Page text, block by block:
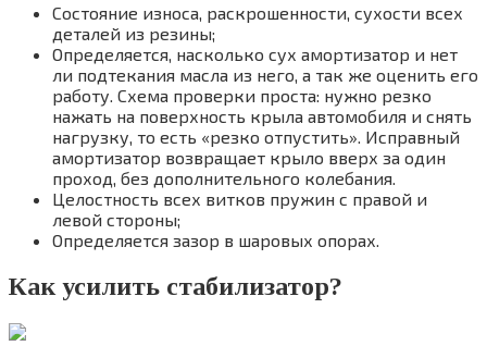
Состояние износа, раскрошенности, сухости всех
деталей из резины;
Определяется, насколько сух амортизатор и нет
ли подтекания масла из него, а так же оценить его
работу. Схема проверки проста: нужно резко
нажать на поверхность крыла автомобиля и снять
нагрузку, то есть «резко отпустить». Исправный
амортизатор возвращает крыло вверх за один
проход, без дополнительного колебания.
Целостность всех витков пружин с правой и
левой стороны;
Определяется зазор в шаровых опорах.
Как усилить стабилизатор?